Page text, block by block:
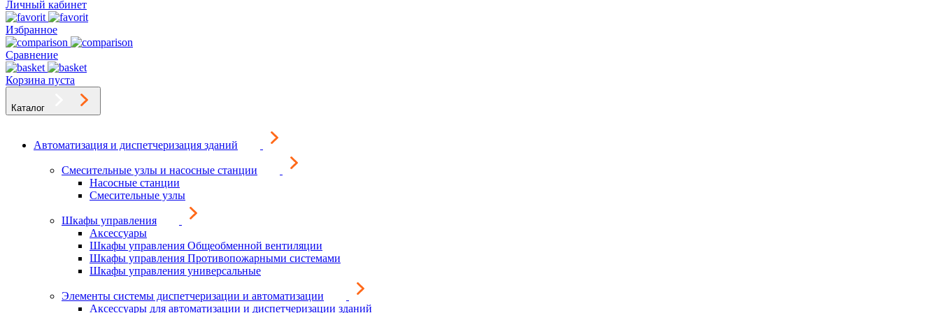
Личный кабинет
Избранное
Сравнение
Корзина пуста
Каталог
Автоматизация и диспетчеризация зданий
Смесительные узлы и насосные станции
Насосные станции
Смесительные узлы
Шкафы управления
Аксессуары
Шкафы управления Общеобменной вентиляции
Шкафы управления Противопожарными системами
Шкафы управления универсальные
Элементы системы диспетчеризации и автоматизации
Аксессуары для автоматизации и диспетчеризации зданий